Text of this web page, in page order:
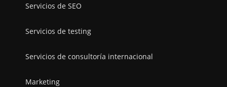
Servicios de SEO
Servicios de testing
Servicios de consultoría internacional
Marketing